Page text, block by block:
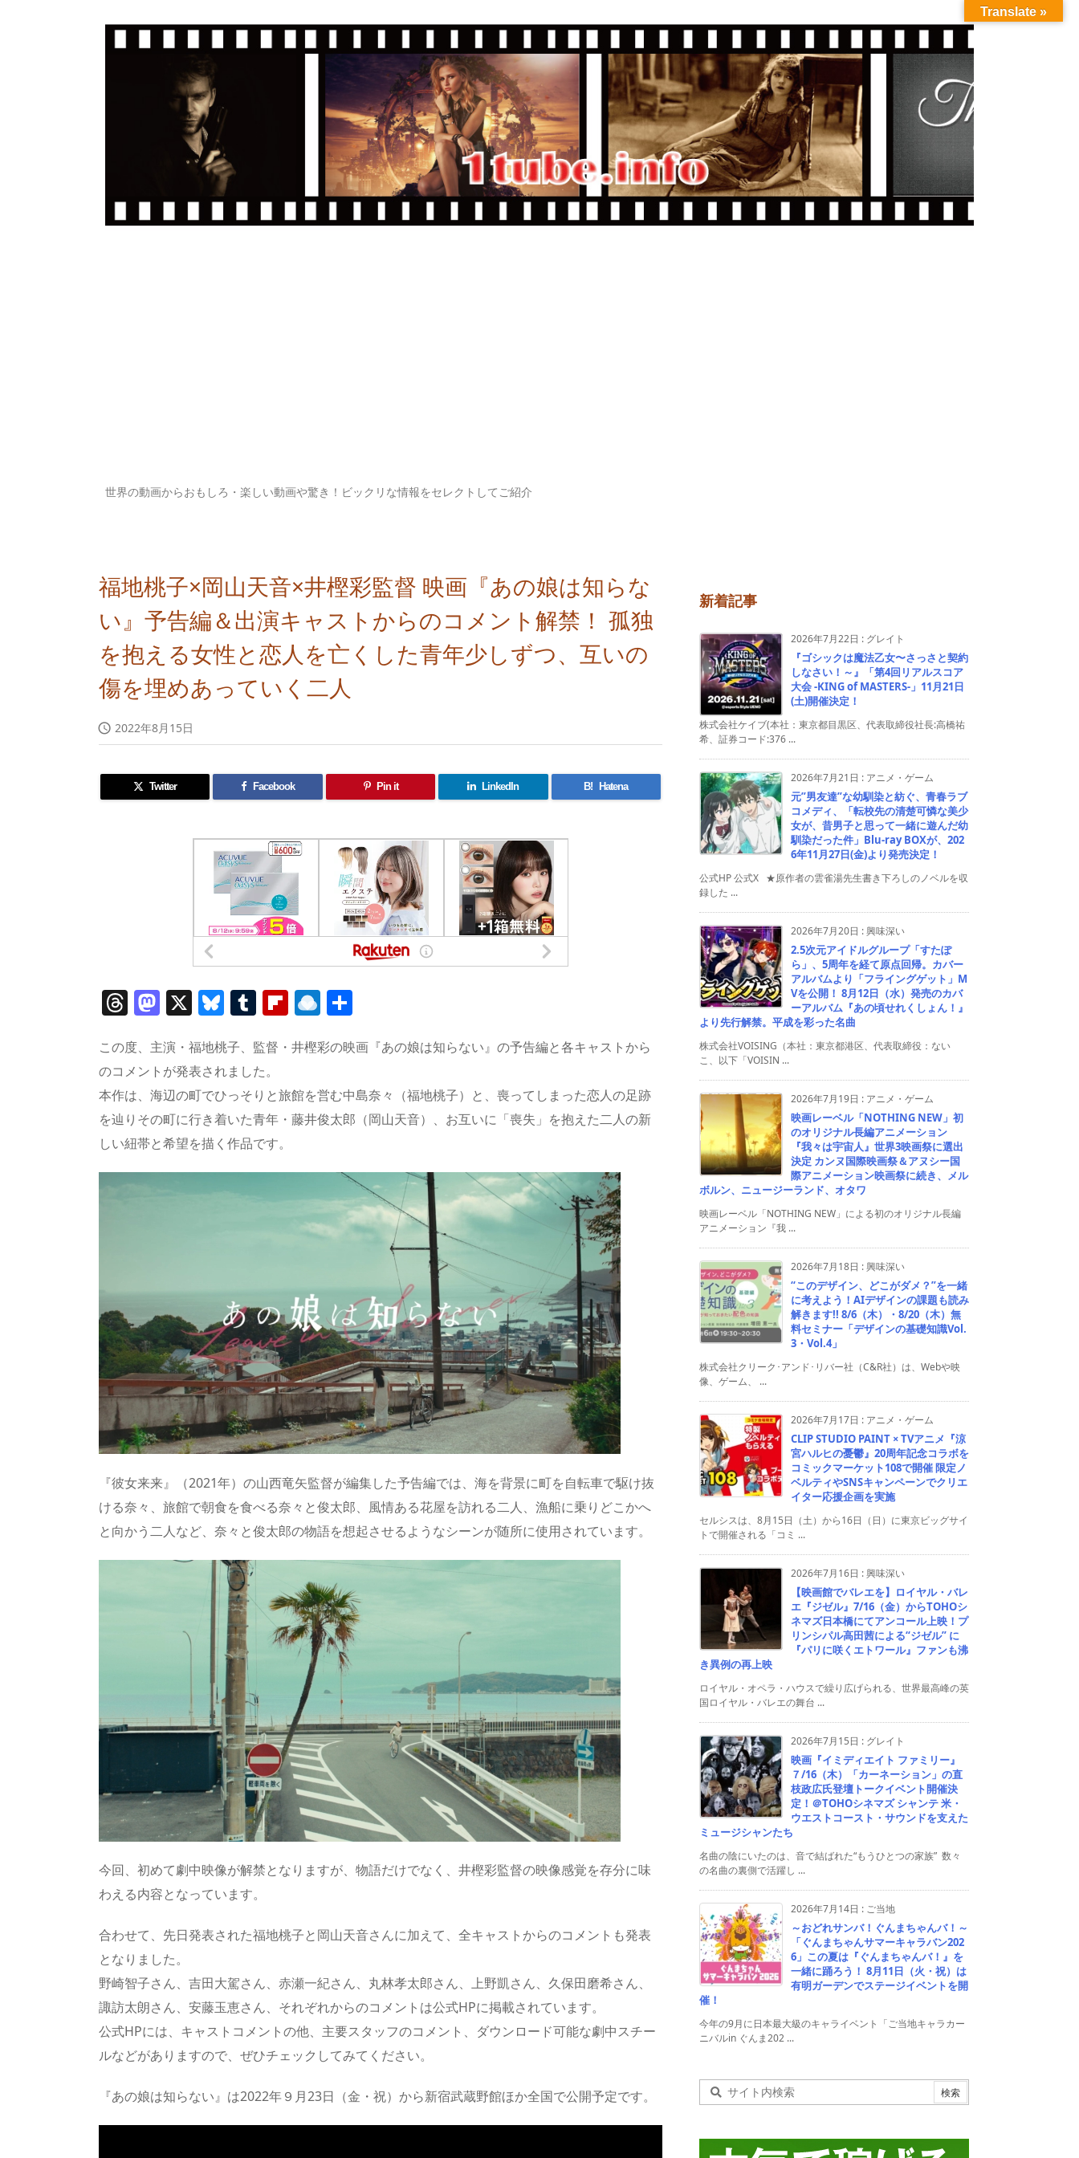
世界の動画からおもしろ・楽しい動画や驚き！ビックリな情報をセレクトしてご紹介
福地桃子×岡山天音×井樫彩監督 映画『あの娘は知らな
い』予告編＆出演キャストからのコメント解禁！ 孤独
を抱える女性と恋人を亡くした青年少しずつ、互いの
傷を埋めあっていく二人
 2022年8月15日
Twitter Facebook Pin it LinkedIn B! Hatena
T
h
re
a
d
s
M
a
st
o
d
o
n
X Bl
u
e
sk
y
T
u
m
bl
r
Fl
ip
b
ar
d
R
ai
n
ro
p.
この度、主演・福地桃子、監督・井樫彩の映画『あの娘は知らない』の予告編と各キャストから
のコメントが発表されました。
本作は、海辺の町でひっそりと旅館を営む中島奈々（福地桃子）と、喪ってしまった恋人の足跡
を辿りその町に行き着いた青年・藤井俊太郎（岡山天音）、お互いに「喪失」を抱えた二人の新
しい紐帯と希望を描く作品です。
『彼女来来』（2021年）の山西竜矢監督が編集した予告編では、海を背景に町を自転車で駆け抜
ける奈々、旅館で朝食を食べる奈々と俊太郎、風情ある花屋を訪れる二人、漁船に乗りどこかへ
と向かう二人など、奈々と俊太郎の物語を想起させるようなシーンが随所に使用されています。
今回、初めて劇中映像が解禁となりますが、物語だけでなく、井樫彩監督の映像感覚を存分に味
わえる内容となっています。
合わせて、先日発表された福地桃子と岡山天音さんに加えて、全キャストからのコメントも発表
となりました。
野崎智子さん、吉田大駕さん、赤瀬一紀さん、丸林孝太郎さん、上野凱さん、久保田磨希さん、
諏訪太朗さん、安藤玉恵さん、それぞれからのコメントは公式HPに掲載されています。
公式HPには、キャストコメントの他、主要スタッフのコメント、ダウンロード可能な劇中スチー
ルなどがありますので、ぜひチェックしてみてください。
『あの娘は知らない』は2022年９月23日（金・祝）から新宿武蔵野館ほか全国で公開予定です。
新着記事
2026年7月22日 : グレイト
『ゴシックは魔法乙女〜さっさと契約
しなさい！～』「第4回リアルスコア
大会 -KING of MASTERS-」11月21日
(土)開催決定！
株式会社ケイブ(本社：東京都目黒区、代表取締役社長:高橋祐
希、証券コード:376 ...
2026年7月21日 : アニメ・ゲーム
元”男友達”な幼馴染と紡ぐ、青春ラブ
コメディ、「転校先の清楚可憐な美少
女が、昔男子と思って一緒に遊んだ幼
馴染だった件」Blu-ray BOXが、202
6年11月27日(金)より発売決定！
公式HP 公式X ★原作者の雲雀湯先生書き下ろしのノベルを収
録した ...
2026年7月20日 :興味深い
2.5次元アイドルグループ「すたぽ
ら」、5周年を経て原点回帰。カバー
アルバムより「フライングゲット」M
Vを公開！ 8月12日（水）発売のカバ
ーアルバム『あの頃せれくしょん！』
より先行解禁。平成を彩った名曲
株式会社VOISING（本社：東京都港区、代表取締役：ない
こ、以下「VOISIN ...
2026年7月19日 : アニメ・ゲーム
映画レーベル「NOTHING NEW」初
のオリジナル長編アニメーション
『我々は宇宙人』世界3映画祭に選出
決定 カンヌ国際映画祭＆アヌシー国
際アニメーション映画祭に続き、メル
ボルン、ニュージーランド、オタワ
映画レーベル「NOTHING NEW」による初のオリジナル長編
アニメーション『我 ...
2026年7月18日 :興味深い
“このデザイン、どこがダメ？”を一緒
に考えよう！AIデザインの課題も読み
解きます!! 8/6（木）・8/20（木）無
料セミナー「デザインの基礎知識Vol.
3・Vol.4」
株式会社クリーク･アンド･リバー社（C&R社）は、Webや映
像、ゲーム、 ...
2026年7月17日 : アニメ・ゲーム
CLIP STUDIO PAINT × TVアニメ『涼
宮ハルヒの憂鬱』20周年記念コラボを
コミックマーケット108で開催 限定ノ
ベルティやSNSキャンペーンでクリエ
イター応援企画を実施
セルシスは、8月15日（土）から16日（日）に東京ビッグサイ
トで開催される「コミ ...
2026年7月16日 :興味深い
【映画館でバレエを】ロイヤル・バレ
エ『ジゼル』7/16（金）からTOHOシ
ネマズ日本橋にてアンコール上映！プ
リンシパル高田茜による“ジゼル” に
『パリに咲くエトワール』ファンも沸
き異例の再上映
ロイヤル・オペラ・ハウスで繰り広げられる、世界最高峰の英
国ロイヤル・バレエの舞台 ...
2026年7月15日 : グレイト
映画『イミディエイト ファミリー』
７/16（木）「カーネーション」の直
枝政広氏登壇トークイベント開催決
定！＠TOHOシネマズ シャンテ 米・
ウエストコースト・サウンドを支えた
ミュージシャンたち
名曲の陰にいたのは、音で結ばれた“もうひとつの家族” 数々
の名曲の裏側で活躍し ...
2026年7月14日 : ご当地
～おどれサンバ！ぐんまちゃんバ！～
「ぐんまちゃんサマーキャラバン202
6」この夏は『ぐんまちゃんバ！』を
一緒に踊ろう！ 8月11日（火・祝）は
有明ガーデンでステージイベントを開
催！
今年の9月に日本最大級のキャライベント「ご当地キャラカー
ニバルin ぐんま202 ...
Translate »